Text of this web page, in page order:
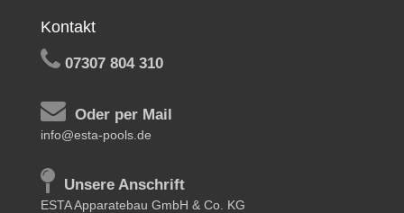
Kontakt
07307 804 310
Oder per Mail
info@esta-pools.de
Unsere Anschrift
ESTA Apparatebau GmbH & Co. KG